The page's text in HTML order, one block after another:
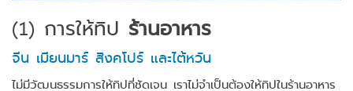
(1) การให้ทิป ร้านอาหาร
จีน เมียนมาร์ สิงคโปร์ และไต้หวัน
ไม่มีวัฒนธรรมการให้ทิปที่ชัดเจน เราไม่จำเป็นต้องให้ทิปในร้านอาหาร